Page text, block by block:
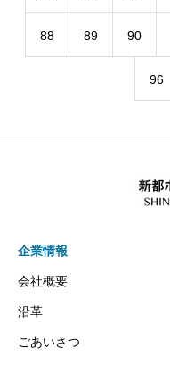
88 89 90
96
企業情報
会社概要
沿革
ごあいさつ